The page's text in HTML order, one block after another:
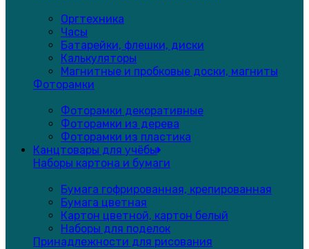
Оргтехника
Часы
Батарейки, флешки, диски
Калькуляторы
Магнитные и пробковые доски, магниты
Фоторамки
Фоторамки декоративные
Фоторамки из дерева
Фоторамки из пластика
Канцтовары для учёбы
Наборы картона и бумаги
Бумага гофрированная, крепированная
Бумага цветная
Картон цветной, картон белый
Наборы для поделок
Принадлежности для рисования